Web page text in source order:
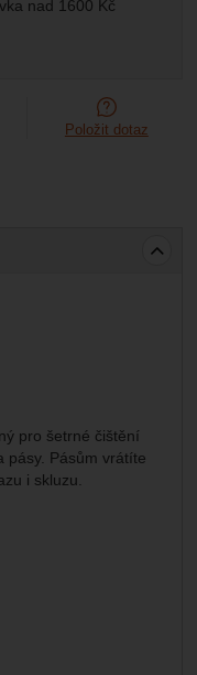
stránek.
nevhodnou
naši partneři,
nebo reklamy
nad 1600 Kč
Položit dotaz
pro šetrné čištění
pásy. Pásům vrátíte
i skluzu.